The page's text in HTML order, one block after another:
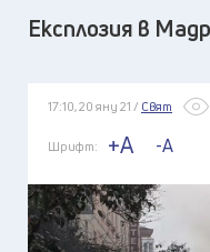
Експлозия в
17:10, 20 яну 21 / Свят
Шрифт: +A -A